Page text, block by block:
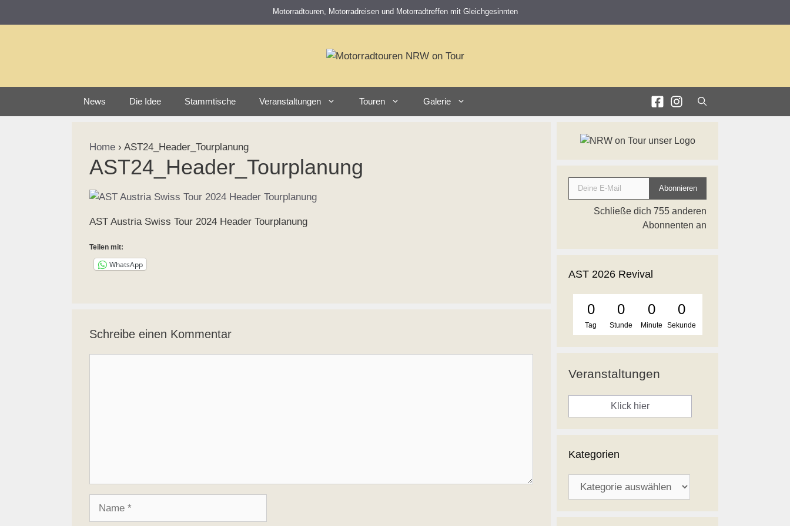
Motorradtouren, Motorradreisen und Motorradtreffen mit Gleichgesinnten
News Die Idee Stammtische Veranstaltungen Touren Galerie
Home › AST24_Header_Tourplanung
AST24_Header_Tourplanung
AST Austria Swiss Tour 2024 Header Tourplanung
Teilen mit:
WhatsApp
Schreibe einen Kommentar
Deine E-Mail
Abonnieren
Schließe dich 755 anderen
Abonnenten an
AST 2026 Revival
0
Tag
0
Stunde
0
Minute
0
Sekunde
Veranstaltungen
Klick hier
Kategorien